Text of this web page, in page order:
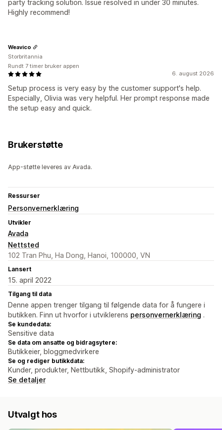
party tracking solution. Issue resolved in under 30 minutes.
Highly recommend!
6. august 2026
Setup process is very easy by the customer support's help.
Especially, Olivia was very helpful. Her prompt response made
the setup easy and quick.
Weavico
Storbritannia
Rundt 7 timer bruker appen
Brukerstøtte
App-støtte leveres av Avada.
Ressurser
Personvernerklæring
Utvikler
Avada
Nettsted
102 Tran Phu, Ha Dong, Hanoi, 100000, VN
Lansert
15. april 2022
Tilgang til data
Denne appen trenger tilgang til følgende data for å fungere i
butikken. Finn ut hvorfor i utviklerens personvernerklæring .
Se kundedata:
Sensitive data
Se data om ansatte og bidragsytere:
Butikkeier, bloggmedvirkere
Se og rediger butikkdata:
Kunder, produkter, Nettbutikk, Shopify-administrator
Se detaljer
Utvalgt hos